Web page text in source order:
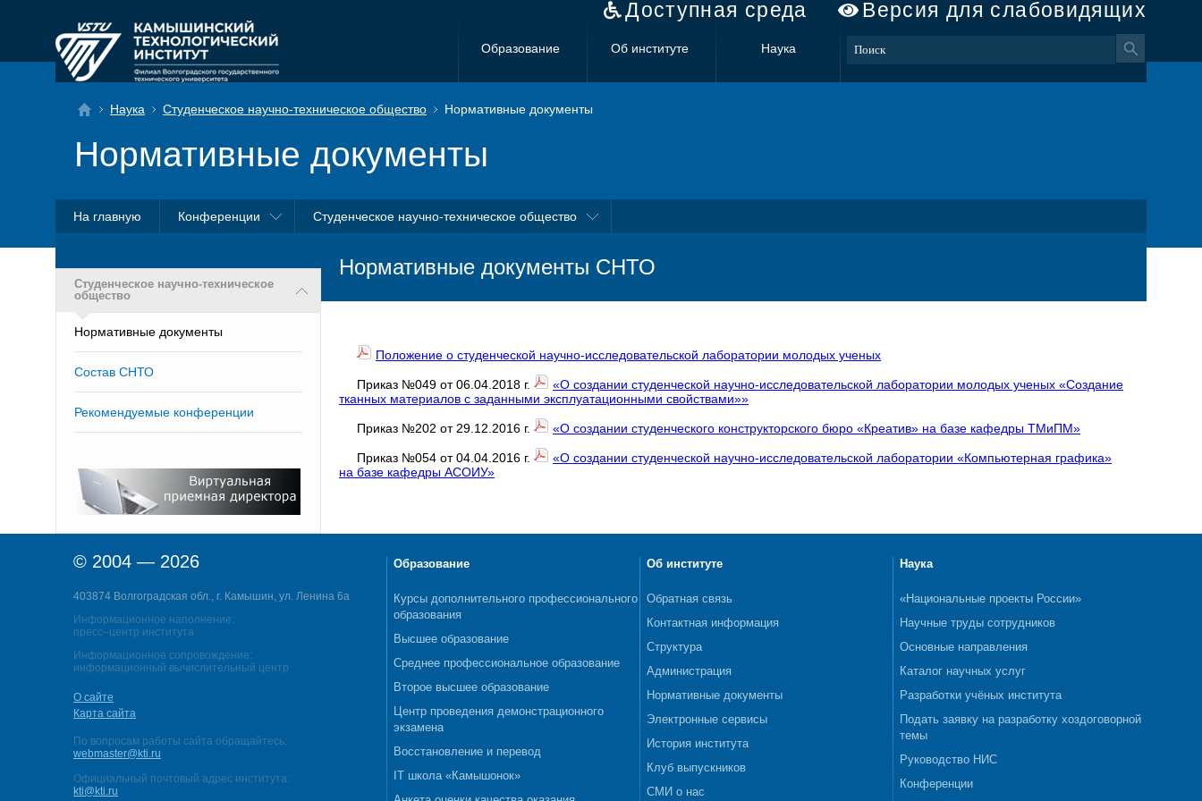
Доступная среда Версия для слабовидящих
Образование Об институте Наука
Наука Студенческое научно-техническое общество Нормативные документы
Нормативные документы
На главную Конференции Студенческое научно-техническое общество
Студенческое научно-техническое
общество
Нормативные документы
Состав СНТО
Рекомендуемые конференции
Нормативные документы СНТО
Положение о студенческой научно-исследовательской лаборатории молодых ученых
Приказ №049 от 06.04.2018 г.
«О создании студенческой научно-исследовательской лаборатории молодых ученых «Создание
тканных материалов с заданными эксплуатационными свойствами»»
Приказ №202 от 29.12.2016 г. «О создании студенческого конструкторского бюро «Креатив» на базе кафедры ТМиПМ»
Приказ №054 от 04.04.2016 г.
«О создании студенческой научно-исследовательской лаборатории «Компьютерная графика»
на базе кафедры АСОИУ»
© 2004 — 2026
403874 Волгоградская обл., г. Камышин, ул. Ленина 6а
Информационное наполнение:
пресс–центр института
Информационное сопровождение:
информационный вычислительный центр
О сайте
Карта сайта
По вопросам работы сайта обращайтесь:
webmaster@kti.ru
Официальный почтовый адрес института:
kti@kti.ru
Образование
Курсы дополнительного профессионального
образования
Высшее образование
Среднее профессиональное образование
Второе высшее образование
Центр проведения демонстрационного
экзамена
Восстановление и перевод
IT школа «Камышонок»
Об институте
Обратная связь
Контактная информация
Структура
Администрация
Нормативные документы
Электронные сервисы
История института
Клуб выпускников
СМИ о нас
Наука
«Национальные проекты России»
Научные труды сотрудников
Основные направления
Каталог научных услуг
Разработки учёных института
Подать заявку на разработку хоздоговорной
темы
Руководство НИС
Конференции